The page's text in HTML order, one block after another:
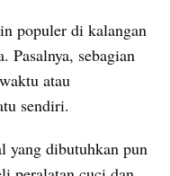
populer di kalangan
Pasalnya, sebagian
atau
sendiri.
yang dibutuhkan pun